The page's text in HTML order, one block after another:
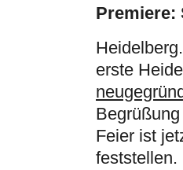
Premiere:
erste
Feier ist
feststellen.